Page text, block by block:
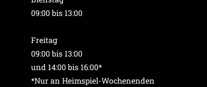
09:00 bis 13:00
Freitag
09:00 bis 13:00
und 14:00 bis 16:00*
*Nur an Heimspiel-Wochenenden